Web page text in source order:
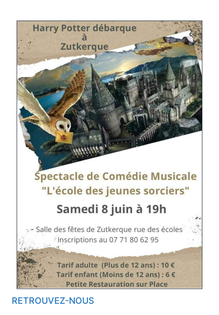
RETROUVEZ-NOUS